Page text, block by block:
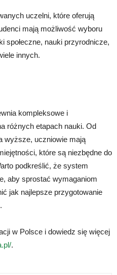
uczelni, które oferują
mają możliwość wyboru
społeczne, nauki przyrodnicze,
innych.
kompleksowe i
różnych etapach nauki. Od
wyższe, uczniowie mają
które są niezbędne do
podkreślić, że system
aby sprostać wymaganiom
jak najlepsze przygotowanie
w Polsce i dowiedz się więcej
.